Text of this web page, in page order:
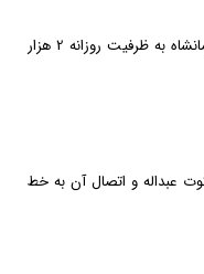
بهره برداري از پالايشگاه كرمانشاه به ظرفيت روزانه 2 هزار
عبداله و اتصال آن به خط